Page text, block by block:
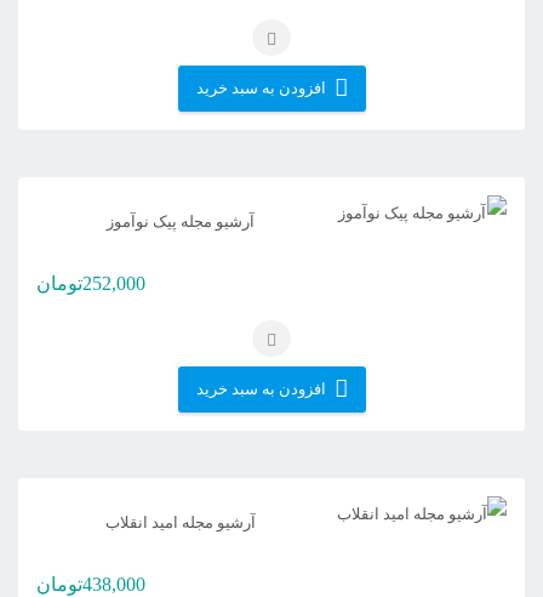
افزودن به سبد خرید
آرشیو مجله پیک نوآموز
252,000تومان
افزودن به سبد خرید
آرشیو مجله امید انقلاب
438,000تومان